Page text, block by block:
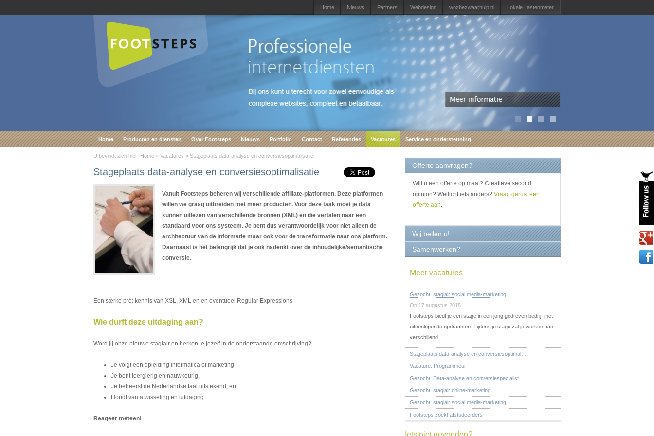
Home Nieuws Partners Webdesign wozbezwaarhulp.nl Lokale Lastenmeter
Home Producten en diensten Over Footsteps Nieuws Portfolio Contact Referenties Vacatures Service en ondersteuning
U bevindt zich hier: Home » Vacatures » Stageplaats data-analyse en conversiesoptimalisatie
Stageplaats data-analyse en conversiesoptimalisatie
Vanuit Footsteps beheren wij verschillende affiliate-platformen. Deze platformen
willen we graag uitbreiden met meer producten. Voor deze taak moet je data
kunnen uitlezen van verschillende bronnen (XML) en die vertalen naar een
standaard voor ons systeem. Je bent dus verantwoordelijk voor niet alleen de
architectuur van de informatie maar ook voor de transformatie naar ons platform.
Daarnaast is het belangrijk dat je ook nadenkt over de inhoudelijke/semantische
conversie.
Een sterke pré: kennis van XSL, XML en en eventueel Regular Expressions
Wie durft deze uitdaging aan?
Word jij onze nieuwe stagiair en herken je jezelf in de onderstaande omschrijving?
Je volgt een opleiding informatica of marketing
Je bent leergierig en nauwkeurig,
Je beheerst de Nederlandse taal uitstekend, en
Houdt van afwisseling en uitdaging.
Reageer meteen!
Offerte aanvragen?
Wilt u een offerte op maat? Creatieve second
opinion? Wellicht iets anders? Vraag gerust een
offerte aan.
Wij bellen u!
Samenwerken?
Meer vacatures
Gezocht: stagiair social media-marketing
Op 17 augustus 2015
Footsteps biedt je een stage in een jong gedreven bedrijf met
uiteenlopende opdrachten. Tijdens je stage zal je werken aan
verschillend…
Stageplaats data-analyse en conversiesoptimal…
Vacature: Programmeur
Gezocht: Data-analyse en conversiespecialist…
Gezocht: stagiair online-marketing
Gezocht: stagiair social media-marketing
Footsteps zoekt afstudeerders
Iets niet gevonden?